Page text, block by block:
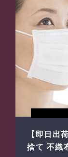
【即日出
捨て 不織